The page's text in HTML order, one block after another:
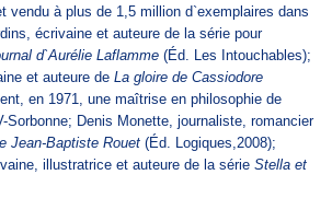
vendu à plus de 1,5 million d`exemplaires dans
écrivaine et auteure de la série pour
d`Aurélie Laflamme (Éd. Les Intouchables);
et auteure de La gloire de Cassiodore
en 1971, une maîtrise en philosophie de
Sorbonne; Denis Monette, journaliste, romancier
Jean-Baptiste Rouet (Éd. Logiques,2008);
illustratrice et auteure de la série Stella et